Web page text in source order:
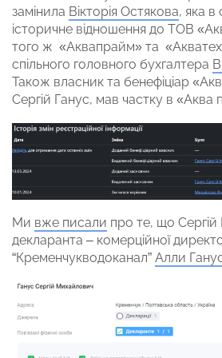
замінила Вікторія Остякова, яка в
історичне відношення до ТОВ
того ж «Аквапрайм» та
спільного головного бухгалтера
Також власник та бенефіціар
Сергій Ганус, мав частку в «Аква
Ми вже писали про те, що Сергій
декларанта – комерційної
“Кременчукводоканал” Алли